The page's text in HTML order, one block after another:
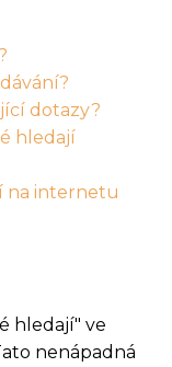
dotazy?
hledají
na internetu
hledají" ve
nenápadná